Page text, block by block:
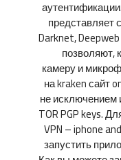
представляет
Darknet,
позволяют,
камеру и
на kraken сайт
не исключением
TOR PGP keys.
VPN – iphone
запустить